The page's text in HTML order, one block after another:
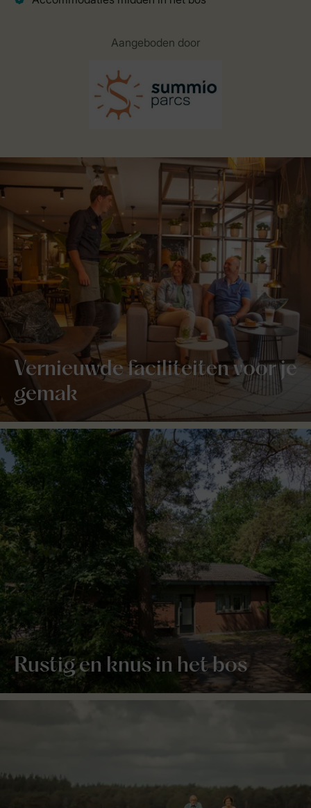
Aangeboden door
Vernieuwde faciliteiten voor je
gemak
Rustig en knus in het bos